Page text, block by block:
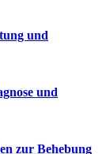
und
und
zur Behebung